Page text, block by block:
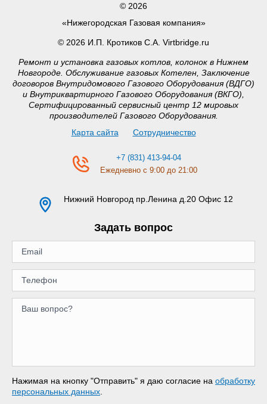
© 2026
«Нижегородская Газовая компания»
© 2026 И.П. Кротиков С.А. Virtbridge.ru
Ремонт и установка газовых котлов, колонок в Нижнем
Новгороде. Обслуживание газовых Котелен, Заключение
договоров Внутридомового Газового Оборудования (ВДГО)
и Внутриквартирного Газового Оборудования (ВКГО),
Сертифицированный сервисный центр 12 мировых
производителей Газового Оборудования.
Карта сайта
Сотрудничество
+7 (831) 413-94-04
Ежедневно с 9:00 до 21:00
Нижний Новгород пр.Ленина д.20 Офис 12
Задать вопрос
Нажимая на кнопку "Отправить" я даю согласие на обработку
персональных данных